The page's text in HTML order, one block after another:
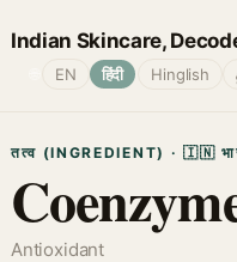
Indian Skincare,
EN हिंदी Hinglish
तत्व (INGREDIENT) · 🇮🇳
Antioxidant